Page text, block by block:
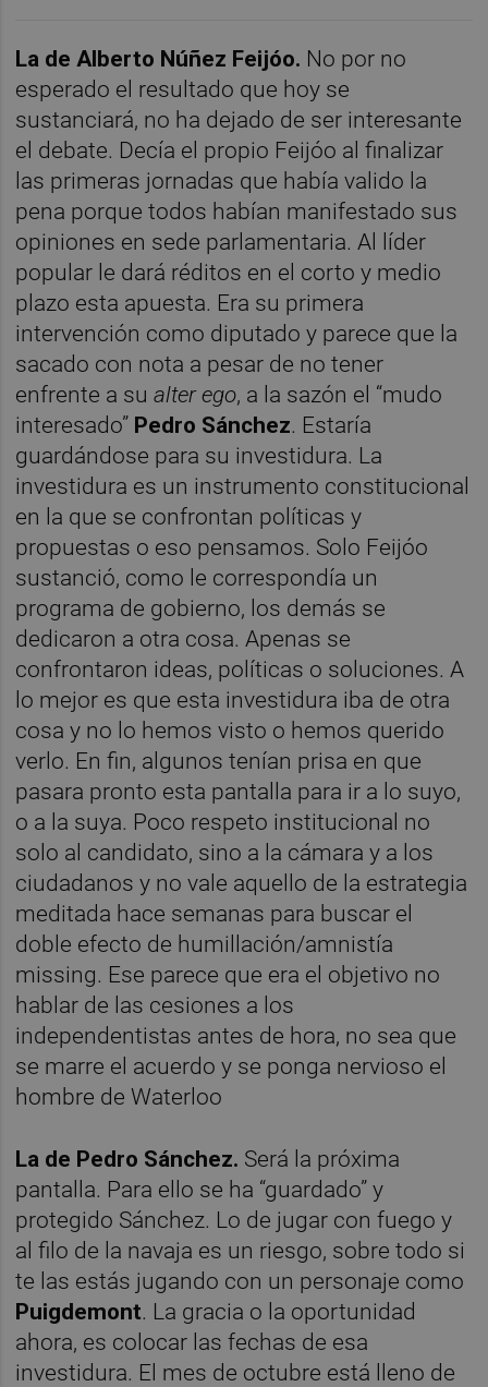
La de Alberto Núñez Feijóo. No por no
esperado el resultado que hoy se
sustanciará, no ha dejado de ser interesante
el debate. Decía el propio Feijóo al finalizar
las primeras jornadas que había valido la
pena porque todos habían manifestado sus
opiniones en sede parlamentaria. Al líder
popular le dará réditos en el corto y medio
plazo esta apuesta. Era su primera
intervención como diputado y parece que la
sacado con nota a pesar de no tener
enfrente a sualter ego, a la sazón el “mudo
interesado” Pedro Sánchez. Estaría
guardándose para su investidura. La
investidura es un instrumento constitucional
en la que se confrontan políticas y
propuestas o eso pensamos. Solo Feijóo
sustanció, como le correspondía un
programa de gobierno, los demás se
dedicaron a otra cosa. Apenas se
confrontaron ideas, políticas o soluciones. A
lo mejor es que esta investidura iba de otra
cosa y no lo hemos visto o hemos querido
verlo. En fin, algunos tenían prisa en que
pasara pronto esta pantalla para ir a lo suyo,
o a la suya. Poco respeto institucional no
solo al candidato, sino a la cámara y a los
ciudadanos y no vale aquello de la estrategia
meditada hace semanas para buscar el
doble efecto de humillación/amnistía
missing. Ese parece que era el objetivo no
hablar de las cesiones a los
independentistas antes de hora, no sea que
se marre el acuerdo y se ponga nervioso el
hombre de Waterloo
La de Pedro Sánchez. Será la próxima
pantalla. Para ello se ha “guardado” y
protegido Sánchez. Lo de jugar con fuego y
al filo de la navaja es un riesgo, sobre todo si
te las estás jugando con un personaje como
Puigdemont. La gracia o la oportunidad
ahora, es colocar las fechas de esa
investidura. El mes de octubre está lleno de